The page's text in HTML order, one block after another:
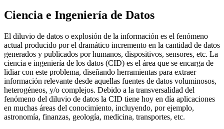
Ciencia e Ingeniería de Datos
El diluvio de datos o explosión de la información es el fenómeno
actual producido por el dramático incremento en la cantidad de datos
generados y publicados por humanos, dispositivos, sensores, etc. La
ciencia e ingeniería de los datos (CID) es el área que se encarga de
lidiar con este problema, diseñando herramientas para extraer
información relevante desde aquellas fuentes de datos voluminosos,
heterogéneos, y/o complejos. Debido a la transversalidad del
fenómeno del diluvio de datos la CID tiene hoy en día aplicaciones
en muchas áreas del conocimiento, incluyendo, por ejemplo,
astronomía, finanzas, geología, medicina, transportes, etc.